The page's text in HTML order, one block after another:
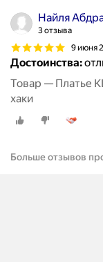
Найля
3 отзыва
9 июня
Достоинства:
Товар — Платье
хаки
Больше отзывов